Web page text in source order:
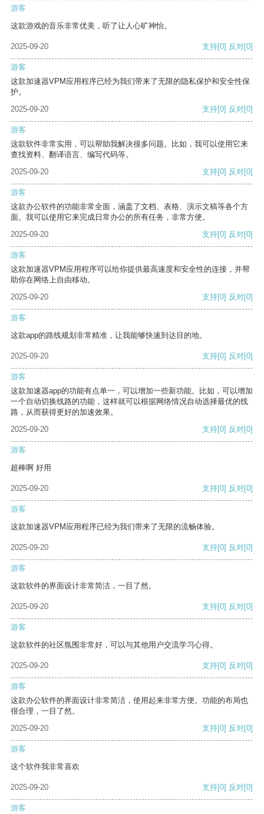
游客
这款游戏的音乐非常优美，听了让人心旷神怡。
2025-09-20 支持[0] 反对[0]
游客
这款加速器VPM应用程序已经为我们带来了无限的隐私保护和安全性保
护。
2025-09-20
支持[0] 反对[0]
游客
这款软件非常实用，可以帮助我解决很多问题。比如，我可以使用它来
查找资料、翻译语言、编写代码等。
2025-09-20
支持[0] 反对[0]
游客
这款办公软件的功能非常全面，涵盖了文档、表格、演示文稿等各个方
面。我可以使用它来完成日常办公的所有任务，非常方便。
2025-09-20
支持[0] 反对[0]
游客
这款加速器VPM应用程序可以给你提供最高速度和安全性的连接，并帮
助你在网络上自由移动。
2025-09-20
支持[0] 反对[0]
游客
这款app的路线规划非常精准，让我能够快速到达目的地。
2025-09-20 支持[0] 反对[0]
游客
这款加速器app的功能有点单一，可以增加一些新功能。比如，可以增加
一个自动切换线路的功能，这样就可以根据网络情况自动选择最优的线
路，从而获得更好的加速效果。
2025-09-20
支持[0] 反对[0]
游客
超棒啊 好用
2025-09-20 支持[0] 反对[0]
游客
这款加速器VPM应用程序已经为我们带来了无限的流畅体验。
2025-09-20 支持[0] 反对[0]
游客
这款软件的界面设计非常简洁，一目了然。
2025-09-20 支持[0] 反对[0]
游客
这款软件的社区氛围非常好，可以与其他用户交流学习心得。
2025-09-20 支持[0] 反对[0]
游客
这款办公软件的界面设计非常简洁，使用起来非常方便。功能的布局也
很合理，一目了然。
2025-09-20
支持[0] 反对[0]
游客
这个软件我非常喜欢
2025-09-20 支持[0] 反对[0]
游客